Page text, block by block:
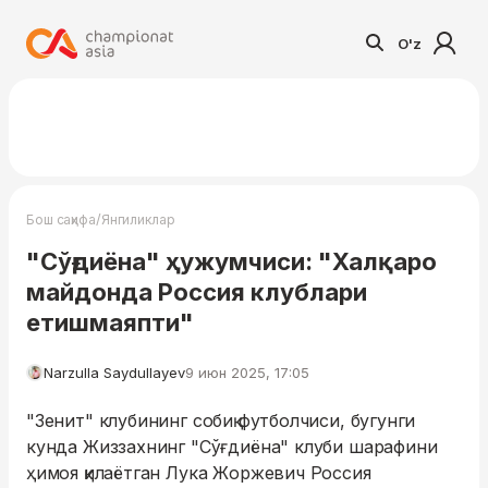
O'z
Бош саҳифа/Янгиликлар
"Сўғдиёна" ҳужумчиси: "Халқаро
майдонда Россия клублари
етишмаяпти"
Narzulla Saydullayev9 июн 2025, 17:05
"Зенит" клубининг собиқ футболчиси, бугунги
кунда Жиззахнинг "Сўғдиёна" клуби шарафини
ҳимоя қилаётган Лука Жоржевич Россия